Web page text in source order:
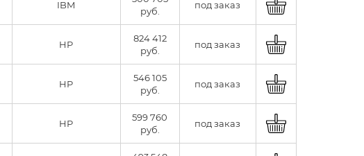
IBM
руб.
под заказ
HP
824 412
руб.
под заказ
HP
546 105
руб.
под заказ
HP
599 760
руб.
под заказ